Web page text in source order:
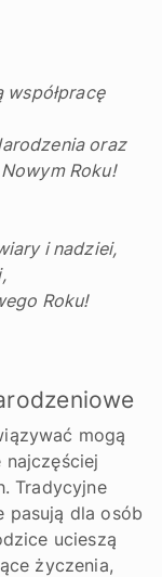
oraz
Roku!
i nadziei,
Roku!
mogą
Tradycyjne
pasują dla osób
ucieszą
życzenia,